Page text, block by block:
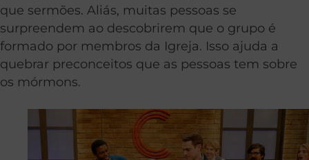
que sermões. Aliás, muitas pessoas se
surpreendem ao descobrirem que o grupo é
formado por membros da Igreja. Isso ajuda a
quebrar preconceitos que as pessoas tem sobre
os mórmons.